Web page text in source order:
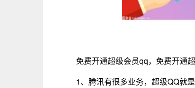
免费开通超级会员qq，免费开通
1、腾讯有很多业务，超级QQ就